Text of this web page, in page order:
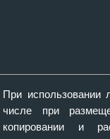
При
числе при
копировании и